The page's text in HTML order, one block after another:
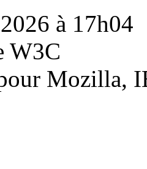
à 17h04
W3C
Mozilla,